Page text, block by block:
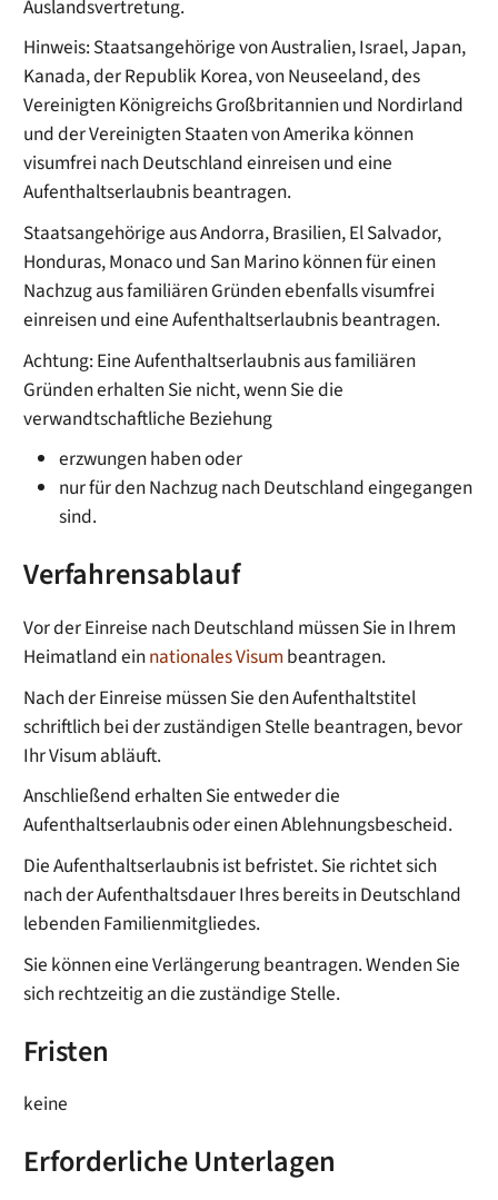
Auslandsvertretung.
Hinweis: Staatsangehörige von Australien, Israel, Japan,
Kanada, der Republik Korea, von Neuseeland, des
Vereinigten Königreichs Großbritannien und Nordirland
und der Vereinigten Staaten von Amerika können
visumfrei nach Deutschland einreisen und eine
Aufenthaltserlaubnis beantragen.
Staatsangehörige aus Andorra, Brasilien, El Salvador,
Honduras, Monaco und San Marino können für einen
Nachzug aus familiären Gründen ebenfalls visumfrei
einreisen und eine Aufenthaltserlaubnis beantragen.
Achtung: Eine Aufenthaltserlaubnis aus familiären
Gründen erhalten Sie nicht, wenn Sie die
verwandtschaftliche Beziehung
erzwungen haben oder
nur für den Nachzug nach Deutschland eingegangen
sind.
Verfahrensablauf
Vor der Einreise nach Deutschland müssen Sie in Ihrem
Heimatland einnationales Visum beantragen.
Nach der Einreise müssen Sie den Aufenthaltstitel
schriftlich bei der zuständigen Stelle beantragen, bevor
Ihr Visum abläuft.
Anschließend erhalten Sie entweder die
Aufenthaltserlaubnis oder einen Ablehnungsbescheid.
Die Aufenthaltserlaubnis ist befristet. Sie richtet sich
nach der Aufenthaltsdauer Ihres bereits in Deutschland
lebenden Familienmitgliedes.
Sie können eine Verlängerung beantragen. Wenden Sie
sich rechtzeitig an diezuständige Stelle.
Fristen
keine
Erforderliche Unterlagen